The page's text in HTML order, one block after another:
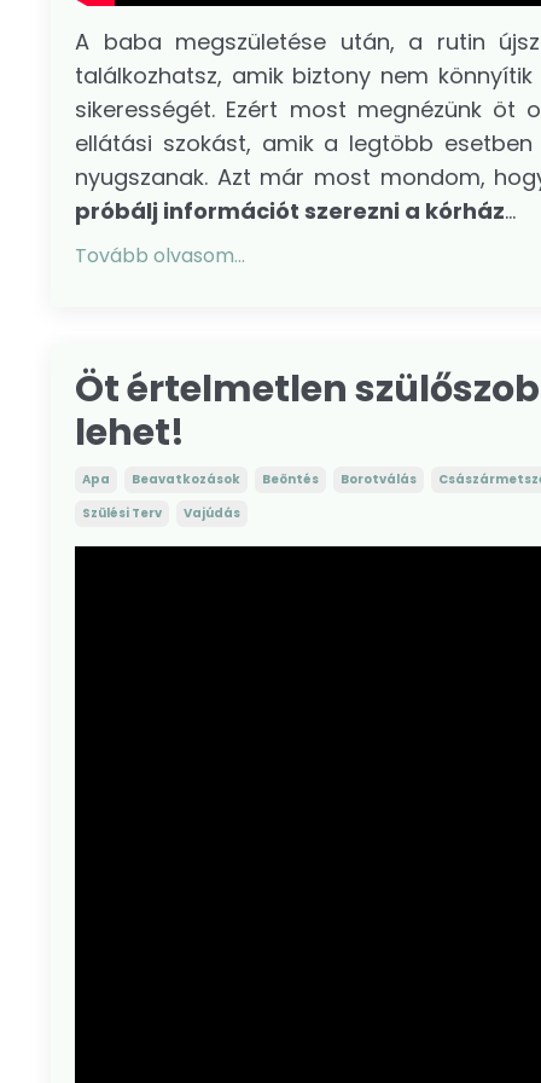
A baba megszületése után, a rutin
találkozhatsz, amik biztony nem
sikerességét. Ezért most megnézünk
ellátási szokást, amik a legtöbb
nyugszanak. Azt már most mondom,
próbálj információt szerezni a kórház...
Tovább olvasom...
Öt értelmetlen
lehet!
Apa Beavatkozások Beöntés Borotválás
Szülési Terv
Vajúdás